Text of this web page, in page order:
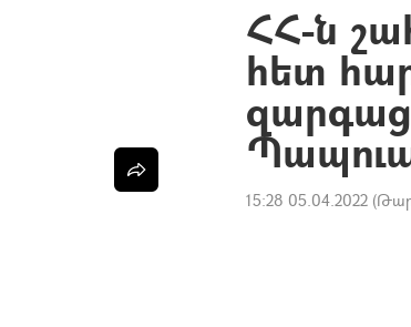
ՀՀ-ն
հետ
15:28 05.04.2022